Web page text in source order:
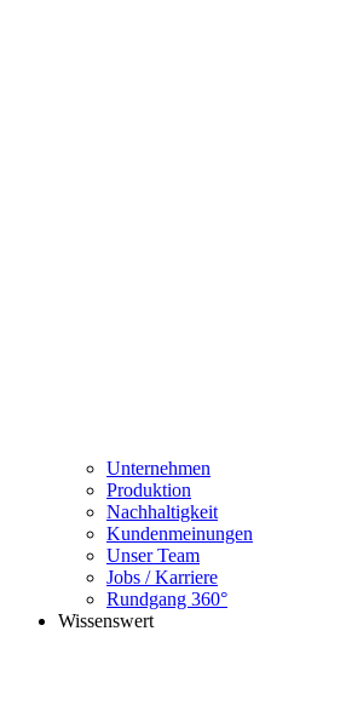
Unternehmen
Produktion
Nachhaltigkeit
Kundenmeinungen
Unser Team
Jobs / Karriere
Rundgang 360°
Wissenswert